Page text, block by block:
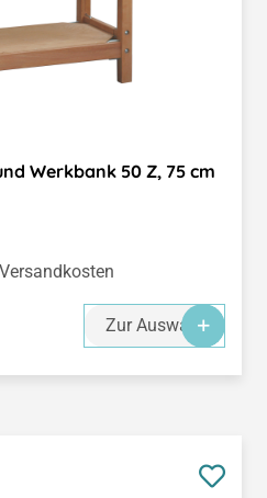
Werkbank 50 Z, 75 cm
Zur Auswahl